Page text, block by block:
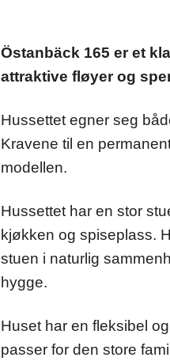
Östanbäck 165 er et
attraktive fløyer og
Hussettet egner seg
Kravene til en
modellen.
Hussettet har en stor
kjøkken og spiseplass.
stuen i naturlig
hygge.
Huset har en fleksibel
passer for den store